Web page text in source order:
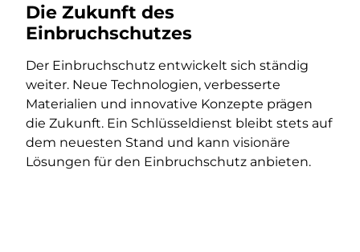
Die Zukunft des
Einbruchschutzes
Der Einbruchschutz entwickelt sich ständig
weiter. Neue Technologien, verbesserte
Materialien und innovative Konzepte prägen
die Zukunft. Ein Schlüsseldienst bleibt stets auf
dem neuesten Stand und kann visionäre
Lösungen für den Einbruchschutz anbieten.